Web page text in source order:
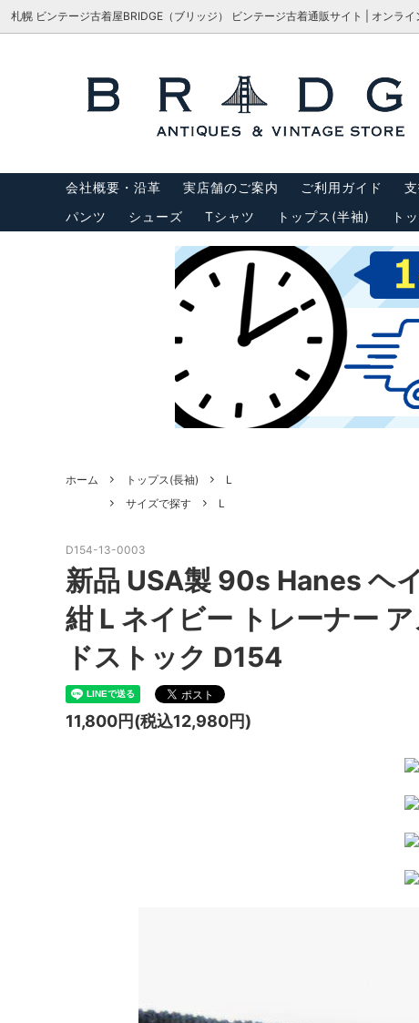
札幌 ビンテージ古着屋BRIDGE（ブリッジ） ビンテージ古着通販サイト | オンライ
パンツ
アウター トップス
バッグ サスペン
サイズで探す M-65
USA製リーバイス USA製
会社概要・沿革 サイズ計
会社概要・沿革 実店舗のご案内 ご利用ガイド
パンツ
シューズ Tシャツ トップス(半袖) ト
ホーム トップス(長袖)
L
サイズで探す
L
D154-13-0003
新品 USA製 90s Hanes ヘ
紺 L ネイビー トレーナー
ドストック D154
11,800円(税込12,980円)